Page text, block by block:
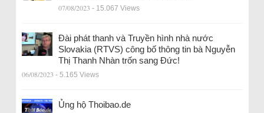
07/08/2023 - 15.067 Views
Đài phát thanh và Truyền hình nhà nước
Slovakia (RTVS) công bố thông tin bà Nguyễn
Thị Thanh Nhàn trốn sang Đức!
06/08/2023 - 5.165 Views
Ủng hộ Thoibao.de